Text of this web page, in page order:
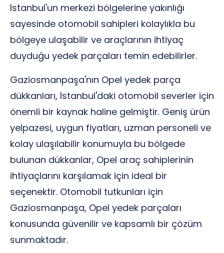
İstanbul'un merkezi bölgelerine yakınlığı
sayesinde otomobil sahipleri kolaylıkla bu
bölgeye ulaşabilir ve araçlarının ihtiyaç
duyduğu yedek parçaları temin edebilirler.
Gaziosmanpaşa'nın Opel yedek parça
dükkanları, İstanbul'daki otomobil severler için
önemli bir kaynak haline gelmiştir. Geniş ürün
yelpazesi, uygun fiyatları, uzman personeli ve
kolay ulaşılabilir konumuyla bu bölgede
bulunan dükkanlar, Opel araç sahiplerinin
ihtiyaçlarını karşılamak için ideal bir
seçenektir. Otomobil tutkunları için
Gaziosmanpaşa, Opel yedek parçaları
konusunda güvenilir ve kapsamlı bir çözüm
sunmaktadır.